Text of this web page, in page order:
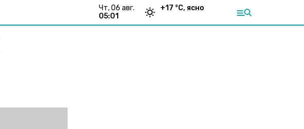
чт, 06 авг.
05:01
+17 °С, ясно